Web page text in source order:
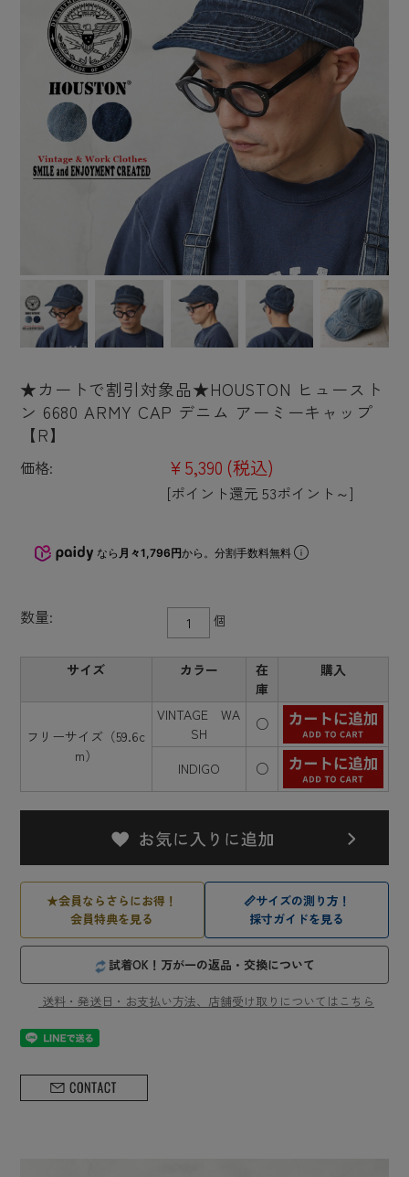
★カートで割引対象品★HOUSTON ヒュースト
ン 6680 ARMY CAP デニム アーミーキャップ
【R】
価格: ¥5,390 (税込)
[ポイント還元 53ポイント～]
なら 月々1,796円から。分割手数料無料
数量: 個
サイズ カラー
在
庫
購入
フリーサイズ（59.6c
m）
VINTAGE WA
SH
○
INDIGO ○
★会員ならさらにお得！
会員特典を見る
📏サイズの測り方！
採寸ガイドを見る
試着OK！万が一の返品・交換について
送料・発送日・お支払い方法、店舗受け取りについてはこちら